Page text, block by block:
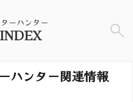
ーハンター
ハンター関連情報